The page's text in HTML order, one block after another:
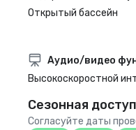
Открытый бассейн
Аудио/видео
Высокоскоростной
Сезонная
Согласуйте даты